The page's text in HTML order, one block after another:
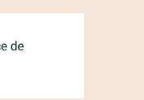
de